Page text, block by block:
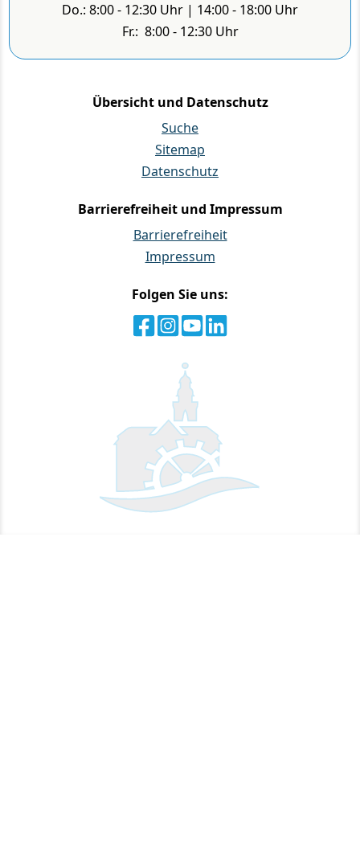
Do.: 8:00 - 12:30 Uhr | 14:00 - 18:00 Uhr
Fr.: 8:00 - 12:30 Uhr
Übersicht und Datenschutz
Suche
Sitemap
Datenschutz
Barrierefreiheit und Impressum
Barrierefreiheit
Impressum
Folgen Sie uns: